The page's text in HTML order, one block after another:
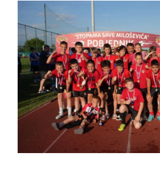
СОЦИЈАЛНЕ ПОТРЕБЕ
Обрасци захтјева за
гориво доступни од 13.
новембра
Захтјев за издавање
Обавјештење за
Ујић